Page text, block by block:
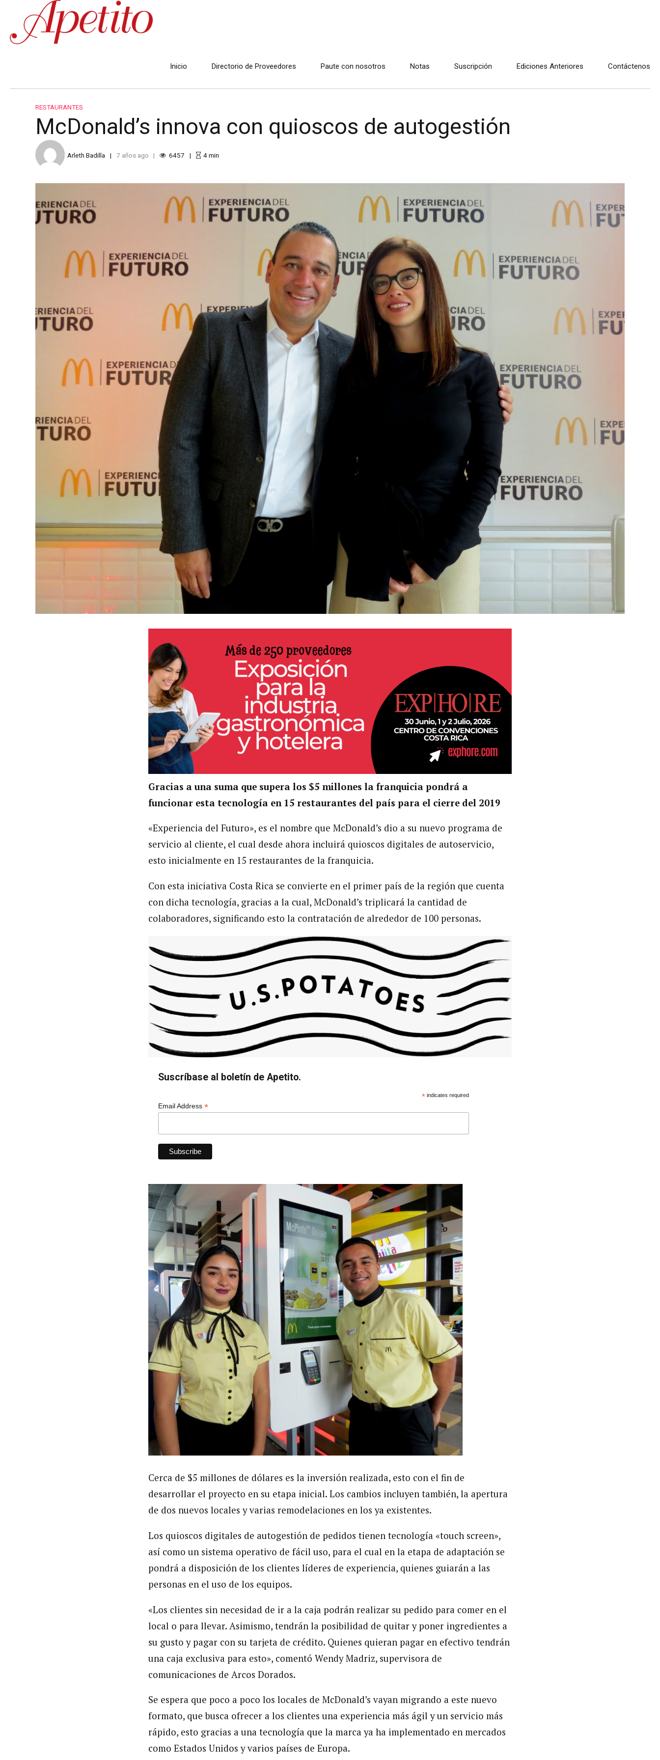
Inicio Directorio de Proveedores Paute con nosotros Notas Suscripción Ediciones Anteriores Contáctenos
RESTAURANTES
McDonald’s innova con quioscos de autogestión
Arleth Badilla 7 años ago 6457 4min
Gracias a una suma que supera los $5 millones la franquicia pondrá a
funcionar esta tecnología en 15 restaurantes del país para el cierre del 2019
«Experiencia del Futuro», es el nombre que McDonald’s dio a su nuevo programa de
servicio al cliente, el cual desde ahora incluirá quioscos digitales de autoservicio,
esto inicialmente en 15 restaurantes de la franquicia.
Con esta iniciativa Costa Rica se convierte en el primer país de la región que cuenta
con dicha tecnología, gracias a la cual, McDonald’s triplicará la cantidad de
colaboradores, significando esto la contratación de alrededor de 100 personas.
Suscríbase al boletín de Apetito.
*indicates required
Email Address *
Cerca de $5 millones de dólares es la inversión realizada, esto con el fin de
desarrollar el proyecto en su etapa inicial. Los cambios incluyen también, la apertura
de dos nuevos locales y varias remodelaciones en los ya existentes.
Los quioscos digitales de autogestión de pedidos tienen tecnología «touch screen»,
así como un sistema operativo de fácil uso, para el cual en la etapa de adaptación se
pondrá a disposición de los clientes líderes de experiencia, quienes guiarán a las
personas en el uso de los equipos.
«Los clientes sin necesidad de ir a la caja podrán realizar su pedido para comer en el
local o para llevar. Asimismo, tendrán la posibilidad de quitar y poner ingredientes a
su gusto y pagar con su tarjeta de crédito. Quienes quieran pagar en efectivo tendrán
una caja exclusiva para esto», comentó Wendy Madriz, supervisora de
comunicaciones de Arcos Dorados.
Se espera que poco a poco los locales de McDonald’s vayan migrando a este nuevo
formato, que busca ofrecer a los clientes una experiencia más ágil y un servicio más
rápido, esto gracias a una tecnología que la marca ya ha implementado en mercados
como Estados Unidos y varios países de Europa.